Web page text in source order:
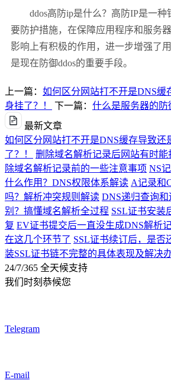
ddos高防ip是什么？高防IP是一种
要防护措施，在保障应用程序和服务
影响上有积极的作用，进一步增强了
是现在防御ddos的重要手段。
上一篇： 如何区分网站打不开是DNS缓
身挂了？！
下一篇： 什么是服务器的
最新文章
如何区分网站打不开是DNS缓存导致还
了？！
删除域名解析记录后网站有时能
除域名解析记录前的一些注意事项 NS
什么作用？DNS权限体系解读 A记录和
吗？解析冲突规则解读 DNS递归查询
别？搞懂域名解析全过程 SSL证书安装
复 EV证书提交后一直没生成DNS解析
在这几个环节了 SSL证书续订后，是否
装SSL证书链不完整的具体表现及解决
24/7/365 全天候支持
我们时刻恭候您
Telegram
E-mail